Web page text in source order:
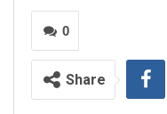
0
Share